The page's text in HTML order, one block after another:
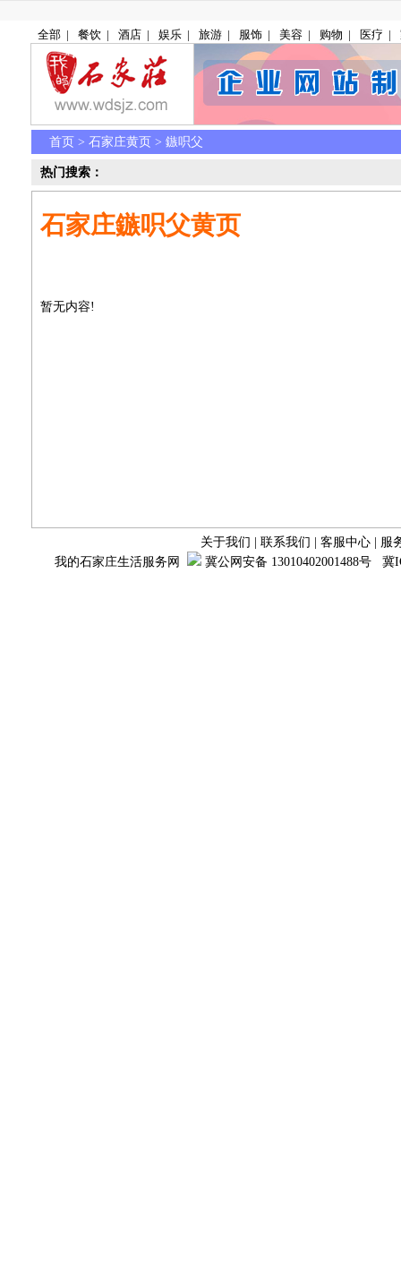
全部 | 餐饮 | 酒店 | 娱乐 | 旅游 | 服饰 | 美容 | 购物 | 医疗 |
首页 > 石家庄黄页 > 鏃呮父
热门搜索：
石家庄鏃呮父黄页
暂无内容!
关于我们 联系我们 客服中心
服
我的石家庄生活服务网
冀公网安备 13010402001488号 冀